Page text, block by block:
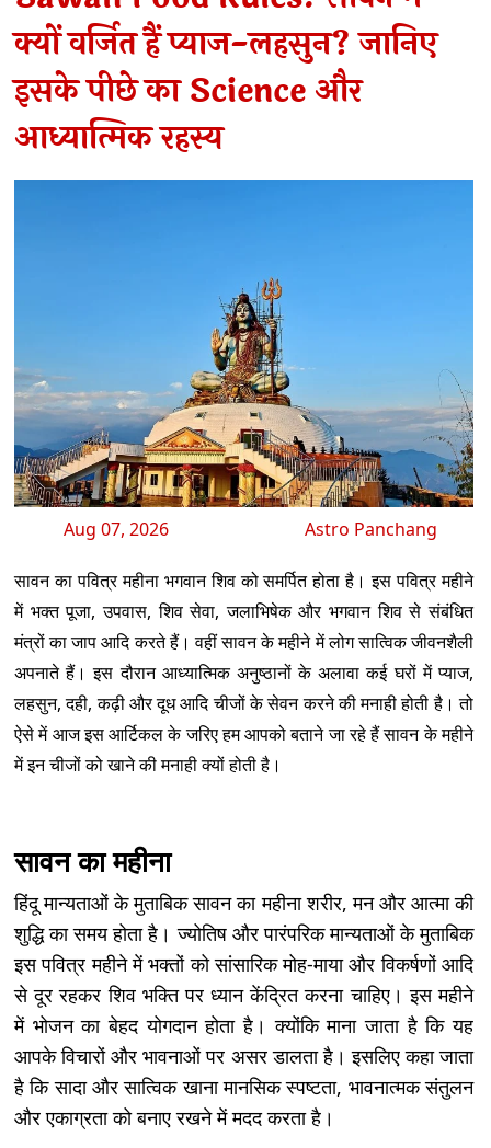
क्यों वर्जित हैं प्याज-लहसुन? जानिए
इसके पीछे का Science और
आध्यात्मिक रहस्य
Aug 07, 2026 Astro Panchang
सावन का पवित्र महीना भगवान शिव को समर्पित होता है। इस पवित्र महीने
में भक्त पूजा, उपवास, शिव सेवा, जलाभिषेक और भगवान शिव से संबंधित
मंत्रों का जाप आदि करते हैं। वहीं सावन के महीने में लोग सात्विक जीवनशैली
अपनाते हैं। इस दौरान आध्यात्मिक अनुष्ठानों के अलावा कई घरों में प्याज,
लहसुन, दही, कढ़ी और दूध आदि चीजों के सेवन करने की मनाही होती है। तो
ऐसे में आज इस आर्टिकल के जरिए हम आपको बताने जा रहे हैं सावन के महीने
में इन चीजों को खाने की मनाही क्यों होती है।
सावन का महीना
हिंदू मान्यताओं के मुताबिक सावन का महीना शरीर, मन और आत्मा की
शुद्धि का समय होता है। ज्योतिष और पारंपरिक मान्यताओं के मुताबिक
इस पवित्र महीने में भक्तों को सांसारिक मोह-माया और विकर्षणों आदि
से दूर रहकर शिव भक्ति पर ध्यान केंद्रित करना चाहिए। इस महीने
में भोजन का बेहद योगदान होता है। क्योंकि माना जाता है कि यह
आपके विचारों और भावनाओं पर असर डालता है। इसलिए कहा जाता
है कि सादा और सात्विक खाना मानसिक स्पष्टता, भावनात्मक संतुलन
और एकाग्रता को बनाए रखने में मदद करता है।